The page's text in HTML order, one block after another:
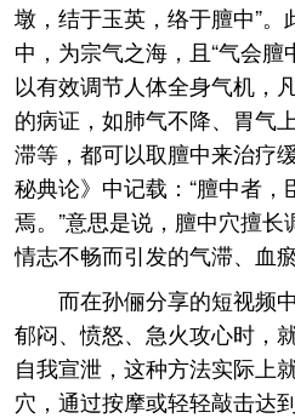
墩，结于玉英，络于膻中”
中，为宗气之海，且“气会膻
以有效调节人体全身气机，
的病证，如肺气不降、胃气
滞等，都可以取膻中来治疗
秘典论》中记载：“膻中者，
焉。”意思是说，膻中穴擅
情志不畅而引发的气滞、血
而在孙俪分享的短视频
郁闷、愤怒、急火攻心时，
自我宣泄，这种方法实际上
穴，通过按摩或轻轻敲击达